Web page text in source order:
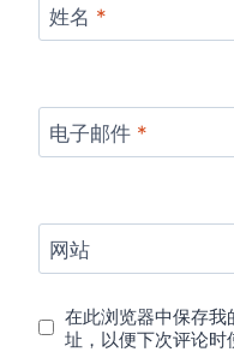
姓名 *
电子邮件 *
网站
在此浏览器中保存
址，以便下次评论时